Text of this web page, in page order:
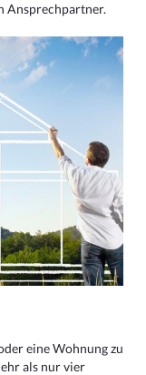
Ansprechpartner.
eine Wohnung zu
als nur vier